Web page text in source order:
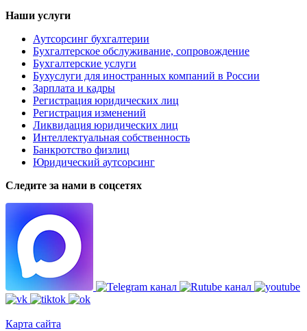
Наши услуги
Аутсорсинг бухгалтерии
Бухгалтерское обслуживание, сопровождение
Бухгалтерские услуги
Бухуслуги для иностранных компаний в России
Зарплата и кадры
Регистрация юридических лиц
Регистрация изменений
Ликвидация юридических лиц
Интеллектуальная собственность
Банкротство физлиц
Юридический аутсорсинг
Следите за нами в соцсетях
Карта сайта